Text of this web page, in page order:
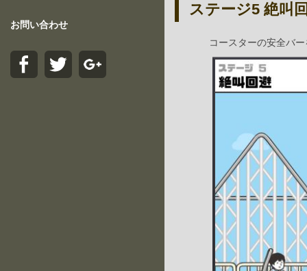
お問い合わせ
ステージ5 絶叫
コースターの安全バ